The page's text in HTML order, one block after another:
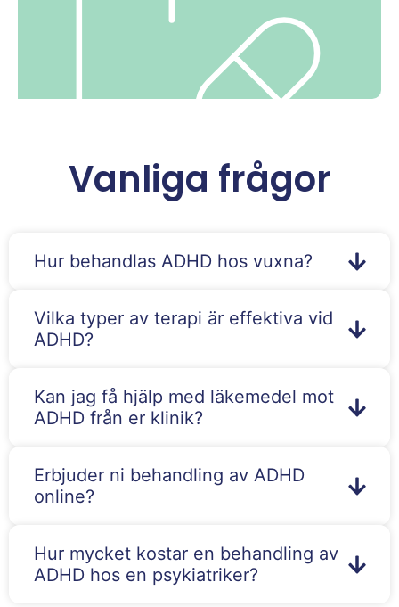
Vanliga frågor
Hur behandlas ADHD hos vuxna?
Vilka typer av terapi är effektiva vid
ADHD?
Kan jag få hjälp med läkemedel mot
ADHD från er klinik?
Erbjuder ni behandling av ADHD
online?
Hur mycket kostar en behandling av
ADHD hos en psykiatriker?